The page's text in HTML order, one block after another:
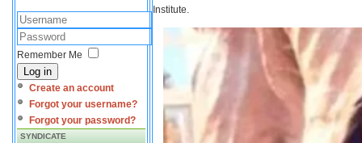
Remember Me
Log in
Create an account
Forgot your username?
Forgot your password?
SYNDICATE
Institute.